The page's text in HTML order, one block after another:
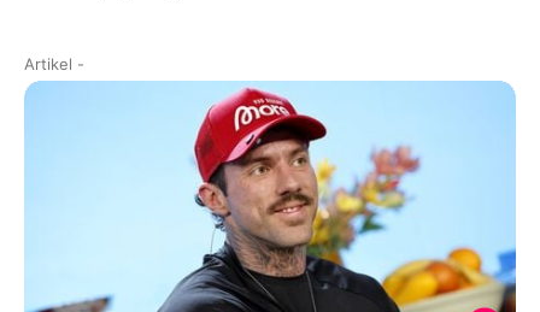
Artikel -